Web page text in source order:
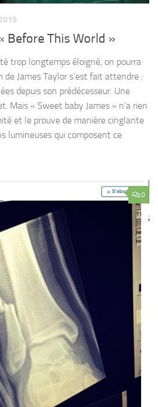
Before This World »
trop longtemps éloigné, on pourra
de James Taylor s’est fait attendre :
depuis son prédécesseur. Une
Mais « Sweet baby James » n’a rien
et le prouve de manière cinglante
lumineuses qui composent ce
0